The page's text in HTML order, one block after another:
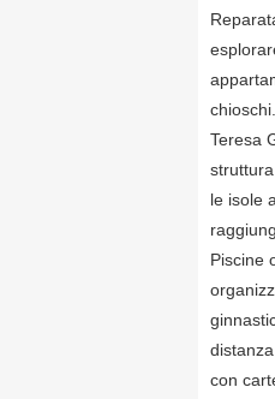
Teresa
le isole
Piscine
con